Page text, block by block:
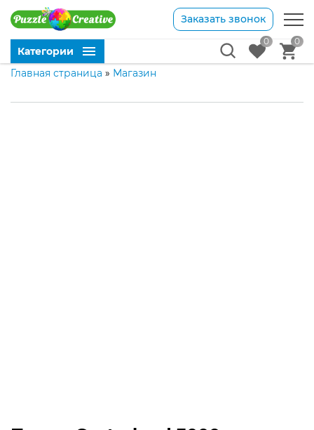
Заказать звонок
Категории
0 0
Главная страница » Магазин